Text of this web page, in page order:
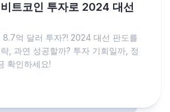
트코인 투자로 2024 대선
8.7억 달러 투자?! 2024 대선 판도를
, 과연 성공할까? 투자 기회일까, 정
확인하세요!